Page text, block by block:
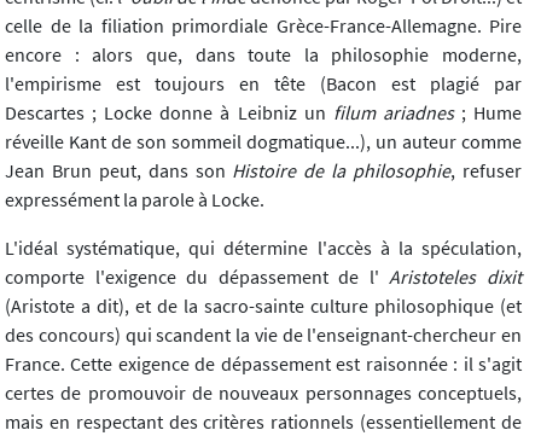
celle de la filiation primordiale Grèce-France-Allemagne. Pire
encore : alors que, dans toute la philosophie moderne,
l'empirisme est toujours en tête (Bacon est plagié par
Descartes ; Locke donne à Leibniz un filum ariadnes; Hume
réveille Kant de son sommeil dogmatique...), un auteur comme
Jean Brun peut, dans son Histoire de la philosophie, refuser
expressément la parole à Locke.
L'idéal systématique, qui détermine l'accès à la spéculation,
comporte l'exigence du dépassement de l' Aristoteles dixit
(Aristote a dit), et de la sacro-sainte culture philosophique (et
des concours) qui scandent la vie de l'enseignant-chercheur en
France. Cette exigence de dépassement est raisonnée : il s'agit
certes de promouvoir de nouveaux personnages conceptuels,
mais en respectant des critères rationnels (essentiellement de